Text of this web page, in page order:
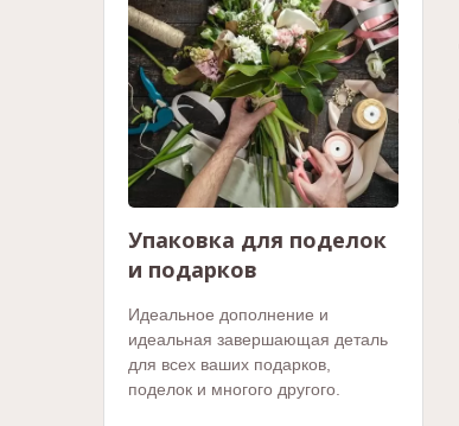
Упаковка для поделок
и подарков
Идеальное дополнение и
идеальная завершающая деталь
для всех ваших подарков,
поделок и многого другого.